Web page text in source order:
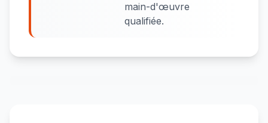
main-d'œuvre
qualifiée.